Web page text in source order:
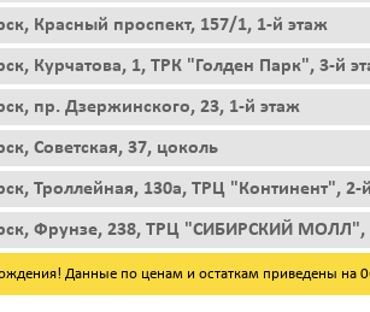
Красный проспект, 157/1, 1-й этаж
Курчатова, 1, ТРК "Голден Парк", 3-й
пр. Дзержинского, 23, 1-й этаж
Советская, 37, цоколь
Троллейная, 130а, ТРЦ "Континент", 2-
Фрунзе, 238, ТРЦ "СИБИРСКИЙ МОЛЛ",
Данные по ценам и остаткам приведены на